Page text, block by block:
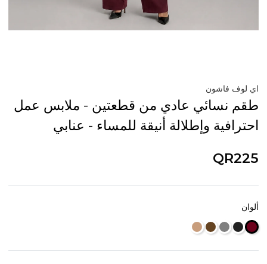
اي لوف فاشون
طقم نسائي عادي من قطعتين - ملابس عمل
احترافية وإطلالة أنيقة للمساء - عنابي
QR225
ألوان